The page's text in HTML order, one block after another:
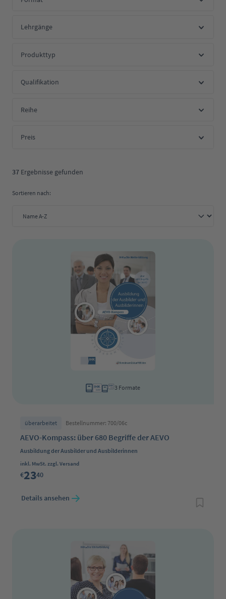
Lehrgänge
Produkttyp
Qualifikation
Reihe
Preis
37 Ergebnisse gefunden
Sortieren nach:
3 Formate
überarbeitet Bestellnummer: 700/06c
AEVO-Kompass: über 680 Begriffe der AEVO
Ausbildung der Ausbilder und Ausbilderinnen
Regulärer Preis:
inkl. MwSt. zzgl. Versand
€2340
Details ansehen